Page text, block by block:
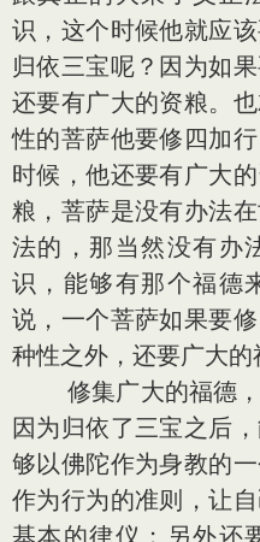
识，这个时候他就应
归依三宝呢？因为如
还要有广大的资粮。
性的菩萨他要修四加
时候，他还要有广大
粮，菩萨是没有办法
法的，那当然没有办
识，能够有那个福德
说，一个菩萨如果要
种性之外，还要广大的
修集广大的福德，
因为归依了三宝之后
够以佛陀作为身教的
作为行为的准则，让
基本的律仪；另外还